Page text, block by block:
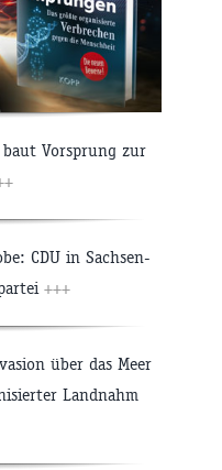
baut Vorsprung zur
CDU in Sachsen-
+++
über das Meer
Landnahm